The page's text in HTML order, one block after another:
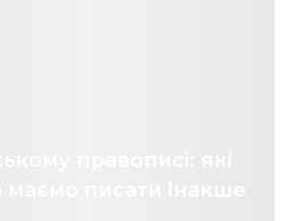
правописі: які
писати інакше